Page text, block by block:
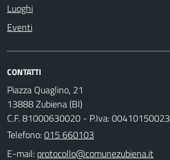
Luoghi
Eventi
CONTATTI
Piazza Quaglino, 21
13888 Zubiena (BI)
C.F. 81000630020 - P.Iva: 00410150023
Telefono:015 660103
E-mail: